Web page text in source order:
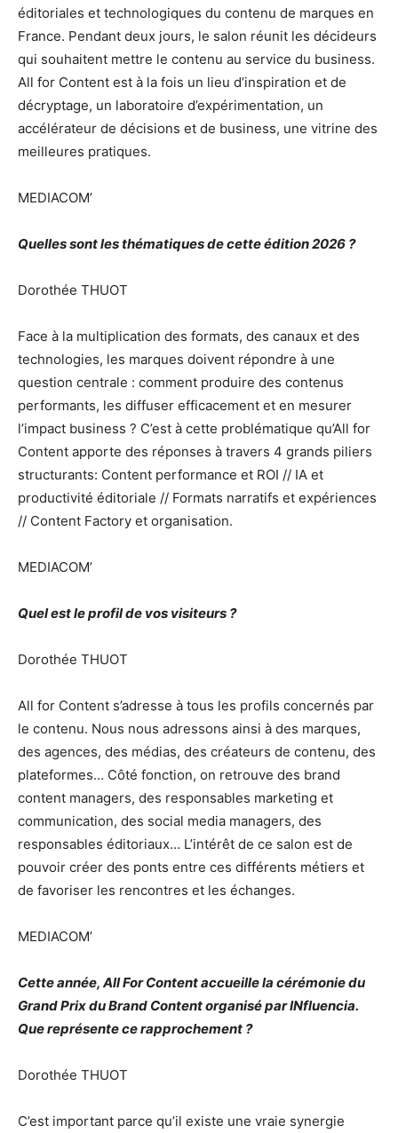
éditoriales et technologiques du contenu de marques en
France. Pendant deux jours, le salon réunit les décideurs
qui souhaitent mettre le contenu au service du business.
All for Content est à la fois un lieu d’inspiration et de
décryptage, un laboratoire d’expérimentation, un
accélérateur de décisions et de business, une vitrine des
meilleures pratiques.
MEDIACOM’
Quelles sont les thématiques de cette édition 2026 ?
Dorothée THUOT
Face à la multiplication des formats, des canaux et des
technologies, les marques doivent répondre à une
question centrale : comment produire des contenus
performants, les diffuser efficacement et en mesurer
l’impact business ? C’est à cette problématique qu’All for
Content apporte des réponses à travers 4 grands piliers
structurants: Content performance et ROI // IA et
productivité éditoriale // Formats narratifs et expériences
// Content Factory et organisation.
MEDIACOM’
Quel est le profil de vos visiteurs ?
Dorothée THUOT
All for Content s’adresse à tous les profils concernés par
le contenu. Nous nous adressons ainsi à des marques,
des agences, des médias, des créateurs de contenu, des
plateformes… Côté fonction, on retrouve des brand
content managers, des responsables marketing et
communication, des social media managers, des
responsables éditoriaux… L’intérêt de ce salon est de
pouvoir créer des ponts entre ces différents métiers et
de favoriser les rencontres et les échanges.
MEDIACOM’
Cette année, All For Content accueille la cérémonie du
Grand Prix du Brand Content organisé par INfluencia.
Que représente ce rapprochement ?
Dorothée THUOT
C’est important parce qu’il existe une vraie synergie